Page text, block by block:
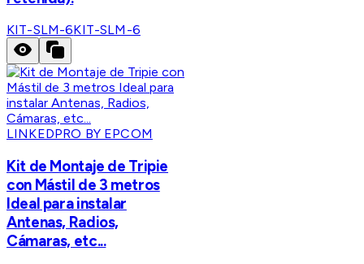
KIT-SLM-6KIT-SLM-6
LINKEDPRO BY EPCOM
Kit de Montaje de Tripie
con Mástil de 3 metros
Ideal para instalar
Antenas, Radios,
Cámaras, etc...